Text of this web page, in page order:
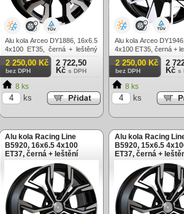
Alu kola Arceo DY1886, 16x6.5
4x100 ET35, černá + leštěný
límec
2 250,00 Kč
bez DPH
2 722,50
Kč s DPH
8 ks
ks
Alu kola Arceo
4x100 ET35, černá +
2 250,00 Kč
bez DPH
2
Kč s
8 ks
ks
Alu kola Racing Line
B5920, 16x6.5 4x100
ET37, černá + leštění
Alu kola Racing
B5920, 15x6.5
ET37, černá +